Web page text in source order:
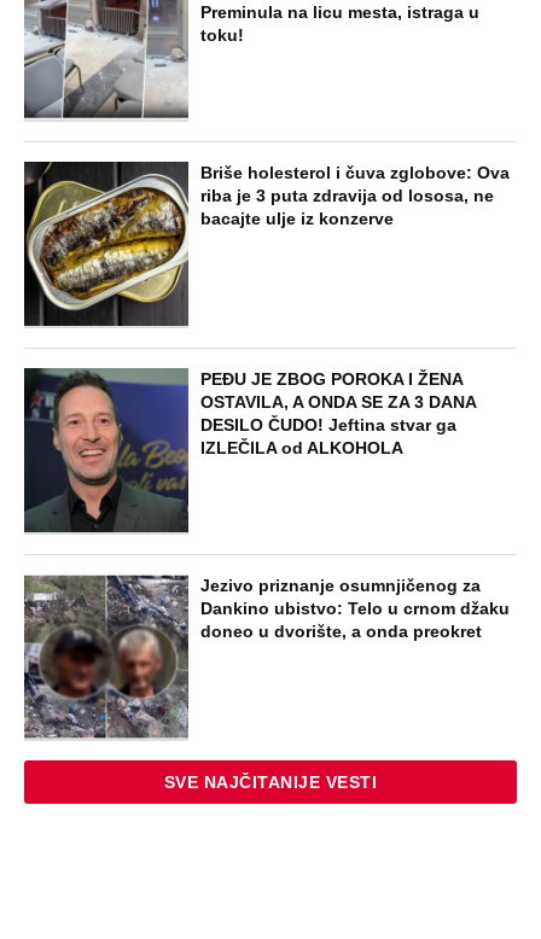
Preminula na licu mesta, istraga u
toku!
Briše holesterol i čuva zglobove: Ova
riba je 3 puta zdravija od lososa, ne
bacajte ulje iz konzerve
PEĐU JE ZBOG POROKA I ŽENA
OSTAVILA, A ONDA SE ZA 3 DANA
DESILO ČUDO! Jeftina stvar ga
IZLEČILA od ALKOHOLA
Jezivo priznanje osumnjičenog za
Dankino ubistvo: Telo u crnom džaku
doneo u dvorište, a onda preokret
SVE NAJČITANIJE VESTI